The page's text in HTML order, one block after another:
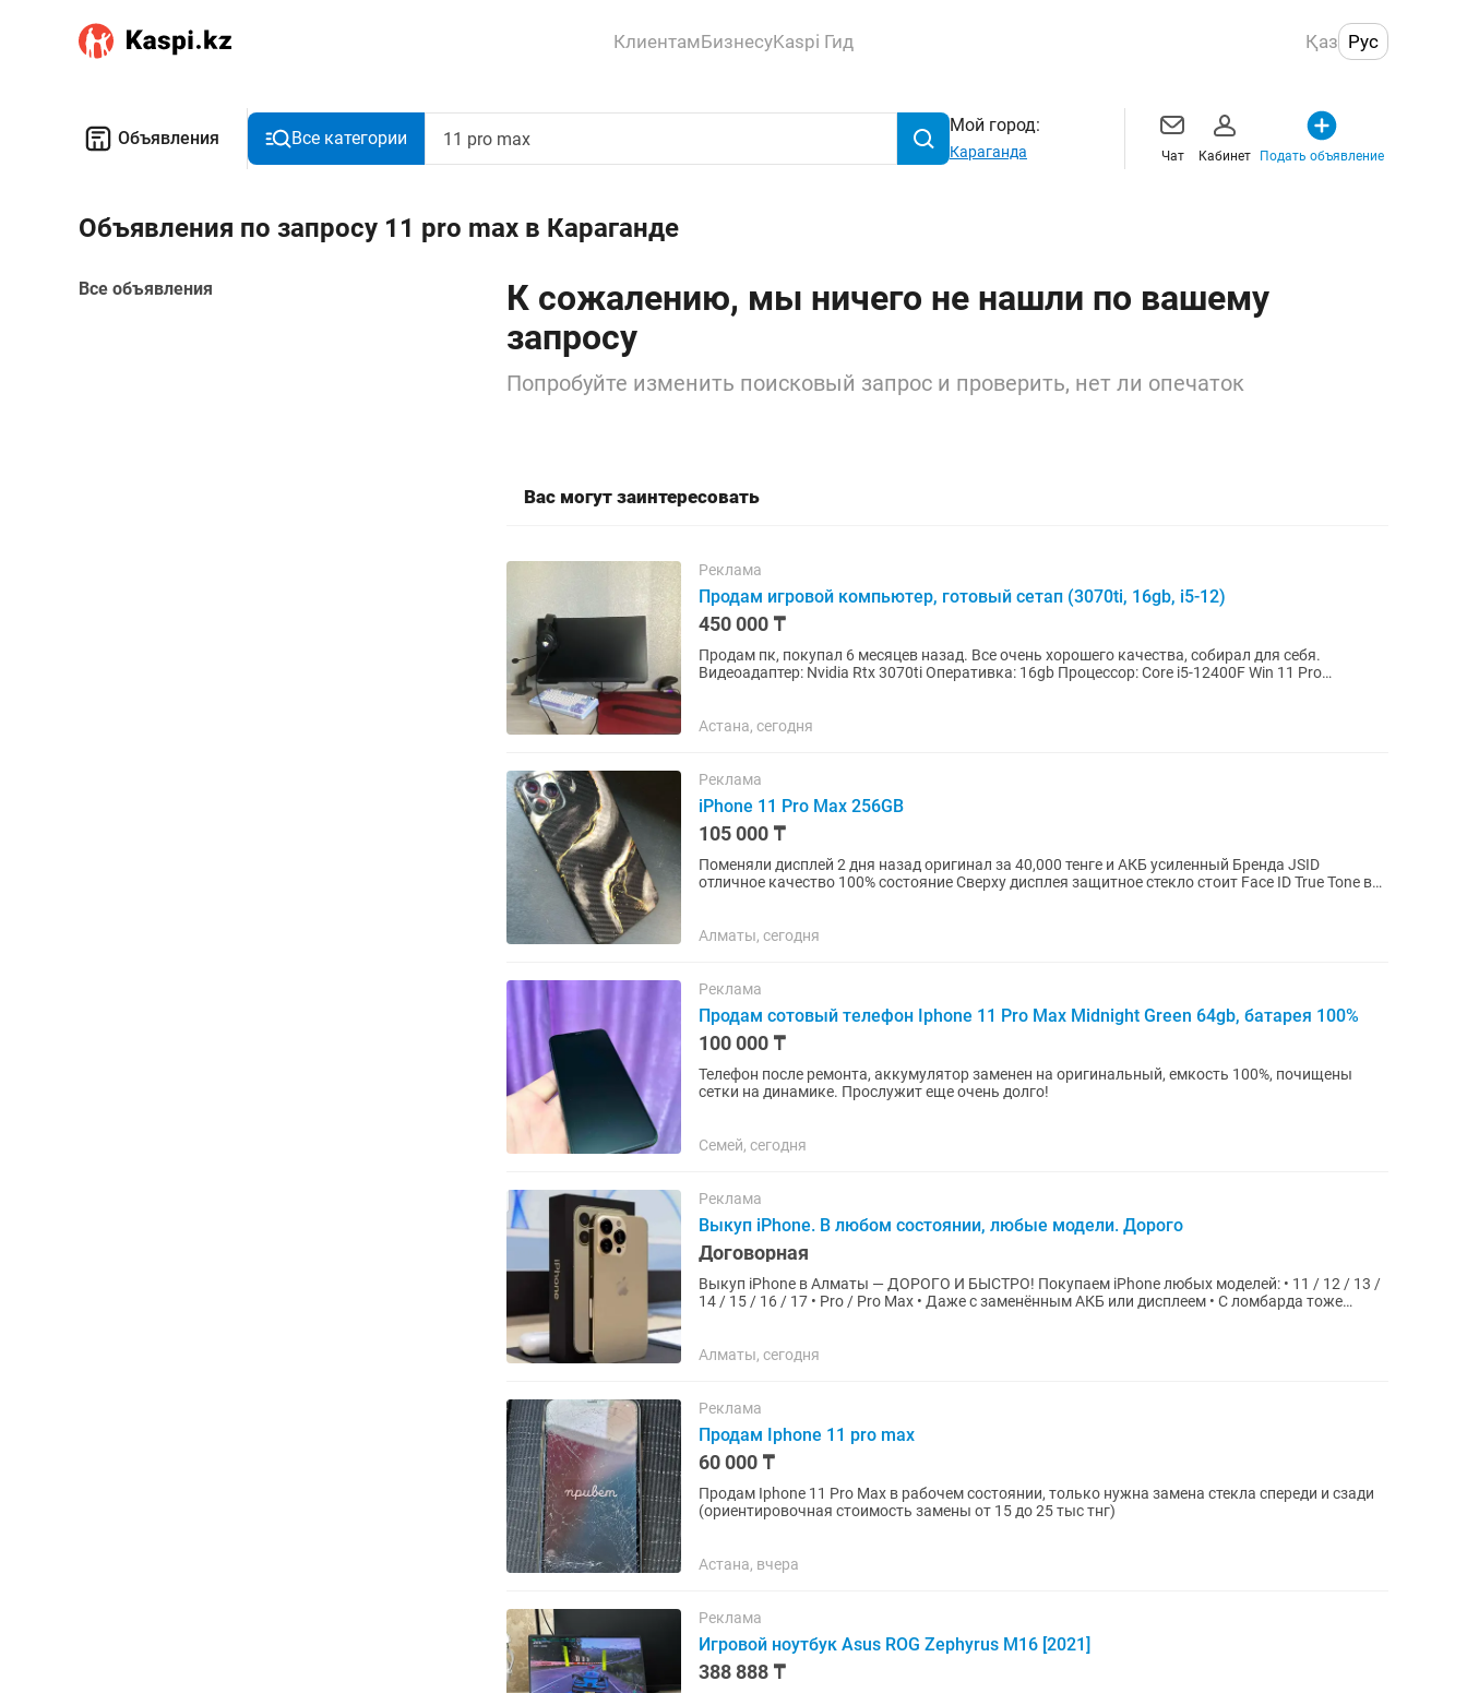
КлиентамБизнесуKaspi Гид Қаз Рус
Объявления Все категории
Мой город:
Караганда Чат Кабинет Подать объявление
Объявления по запросу 11 pro max в Караганде
Все объявления
К сожалению, мы ничего не нашли по вашему
запросу
Попробуйте изменить поисковый запрос и проверить, нет ли опечаток
Вас могут заинтересовать
Реклама
Продам игровой компьютер, готовый сетап (3070ti, 16gb, i5-12)
450 000 ₸
Продам пк, покупал 6 месяцев назад. Все очень хорошего качества, собирал для себя.
Видеоадаптер: Nvidia Rtx 3070ti Оперативка: 16gb Процессор: Core i5-12400F Win 11 Pro
Астана, сегодня
Реклама
iPhone 11 Pro Max 256GB
105 000 ₸
Поменяли дисплей 2 дня назад оригинал за 40,000 тенге и АКБ усиленный Бренда JSID
отличное качество 100% состояние Сверху дисплея защитное стекло стоит Face ID True Tone все
Алматы, сегодня
Реклама
Продам сотовый телефон Iphone 11 Pro Max Midnight Green 64gb, батарея 100%
100 000 ₸
Телефон после ремонта, аккумулятор заменен на оригинальный, емкость 100%, почищены
сетки на динамике. Прослужит еще очень долго!
Семей, сегодня
Реклама
Выкуп iPhone. В любом состоянии, любые модели. Дорого
Договорная
Выкуп iPhone в Алматы — ДОРОГО И БЫСТРО! Покупаем iPhone любых моделей: • 11 / 12 / 13 /
14 / 15 / 16 / 17 • Pro / Pro Max • Даже с заменённым АКБ или дисплеем • С ломбарда тоже
Алматы, сегодня
Реклама
Продам Iphone 11 pro max
60 000 ₸
Продам Iphone 11 Pro Max в рабочем состоянии, только нужна замена стекла спереди и сзади
(ориентировочная стоимость замены от 15 до 25 тыс тнг)
Астана, вчера
Реклама
Игровой ноутбук Asus ROG Zephyrus M16 [2021]
388 888 ₸